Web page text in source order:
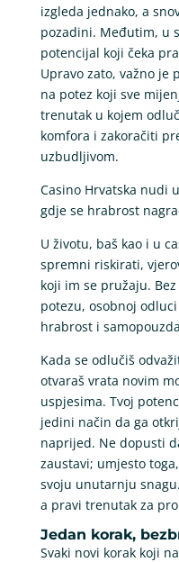
izgleda jednako, a
pozadini. Međutim, u
potencijal koji čeka
Upravo zato, važno
na potez koji sve
trenutak u kojem
komfora i zakoračiti
uzbudljivom.
Casino Hrvatska nudi
gdje se hrabrost
U životu, baš kao i u
spremni riskirati,
koji im se pružaju.
potezu, osobnoj
hrabrost i
Kada se odlučiš
otvaraš vrata novim
uspjesima. Tvoj
jedini način da ga
naprijed. Ne dopusti
zaustavi; umjesto
svoju unutarnju
a pravi trenutak za
Jedan korak,
Svaki novi korak koji